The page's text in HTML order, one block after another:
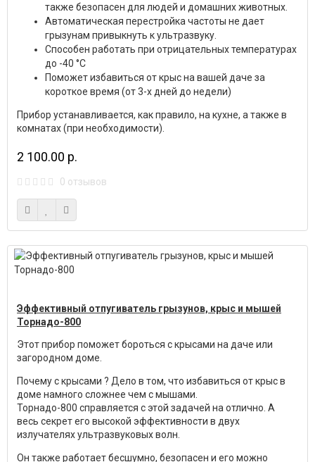
также безопасен для людей и домашних животных.
Автоматическая перестройка частоты не дает
грызунам привыкнуть к ультразвуку.
Способен работать при отрицательных температурах
до -40 °С
Поможет избавиться от крыс на вашей даче за
короткое время (от 3-х дней до недели)
Прибор устанавливается, как правило, на кухне, а также в
комнатах (при необходимости).
2 100.00 р.
0 отзывов
Эффективный отпугиватель грызунов, крыс и мышей
Торнадо-800
Этот прибор поможет бороться с крысами на даче или
загородном доме.
Почему с крысами ? Дело в том, что избавиться от крыс в
доме намного сложнее чем с мышами.
Торнадо-800 справляется с этой задачей на отлично. А
весь секрет его высокой эффективности в двух
излучателях ультразвуковых волн.
Он также работает бесшумно, безопасен и его можно